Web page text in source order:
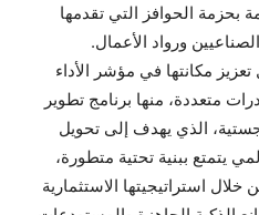
بحزمة الحوافز التي تقدمها
ورواد الأعمال.
مكانتها في مؤشر الأداء
متعددة، منها برنامج تطوير
الذي يهدف إلى تحويل
يتمتع ببنية تحتية متطورة،
خلال استراتيجيتها الاستثمارية